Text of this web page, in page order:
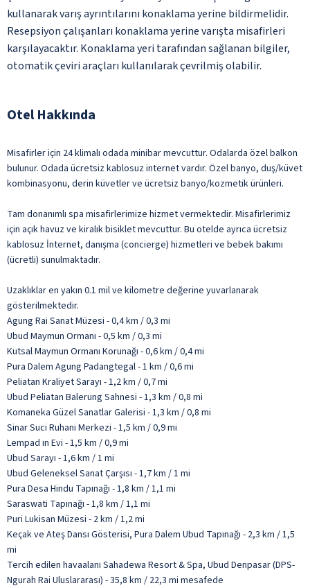
kullanarak varış ayrıntılarını konaklama yerine bildirmelidir.
Resepsiyon çalışanları konaklama yerine varışta misafirleri
karşılayacaktır. Konaklama yeri tarafından sağlanan bilgiler,
otomatik çeviri araçları kullanılarak çevrilmiş olabilir.
Otel Hakkında
Misafirler için 24 klimalı odada minibar mevcuttur. Odalarda özel balkon
bulunur. Odada ücretsiz kablosuz internet vardır. Özel banyo, duş/küvet
kombinasyonu, derin küvetler ve ücretsiz banyo/kozmetik ürünleri.
Tam donanımlı spa misafirlerimize hizmet vermektedir. Misafirlerimiz
için açık havuz ve kiralık bisiklet mevcuttur. Bu otelde ayrıca ücretsiz
kablosuz İnternet, danışma (concierge) hizmetleri ve bebek bakımı
(ücretli) sunulmaktadır.
Uzaklıklar en yakın 0.1 mil ve kilometre değerine yuvarlanarak
gösterilmektedir.
Agung Rai Sanat Müzesi - 0,4 km / 0,3 mi
Ubud Maymun Ormanı - 0,5 km / 0,3 mi
Kutsal Maymun Ormanı Korunağı - 0,6 km / 0,4 mi
Pura Dalem Agung Padangtegal - 1 km / 0,6 mi
Peliatan Kraliyet Sarayı - 1,2 km / 0,7 mi
Ubud Peliatan Balerung Sahnesi - 1,3 km / 0,8 mi
Komaneka Güzel Sanatlar Galerisi - 1,3 km / 0,8 mi
Sinar Suci Ruhani Merkezi - 1,5 km / 0,9 mi
Lempad ın Evi - 1,5 km / 0,9 mi
Ubud Sarayı - 1,6 km / 1 mi
Ubud Geleneksel Sanat Çarşısı - 1,7 km / 1 mi
Pura Desa Hindu Tapınağı - 1,8 km / 1,1 mi
Saraswati Tapınağı - 1,8 km / 1,1 mi
Puri Lukisan Müzesi - 2 km / 1,2 mi
Keçak ve Ateş Dansı Gösterisi, Pura Dalem Ubud Tapınağı - 2,3 km / 1,5
mi
Tercih edilen havaalanı Sahadewa Resort & Spa, Ubud Denpasar (DPS-
Ngurah Rai Uluslararası) - 35,8 km / 22,3 mi mesafede